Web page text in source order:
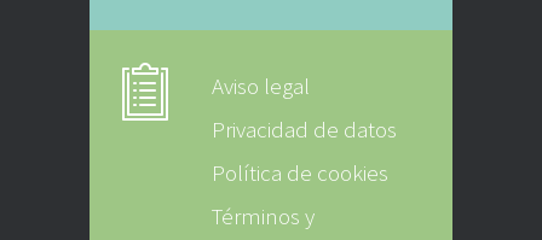
Aviso legal
Privacidad de datos
Política de cookies
Términos y